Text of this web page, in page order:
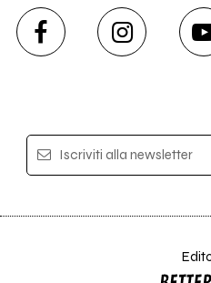
Iscriviti alla newsletter